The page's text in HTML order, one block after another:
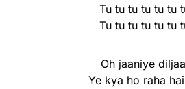
Tu tu tu tu tu tu
Tu tu tu tu tu tu
Oh jaaniye
Ye kya ho raha